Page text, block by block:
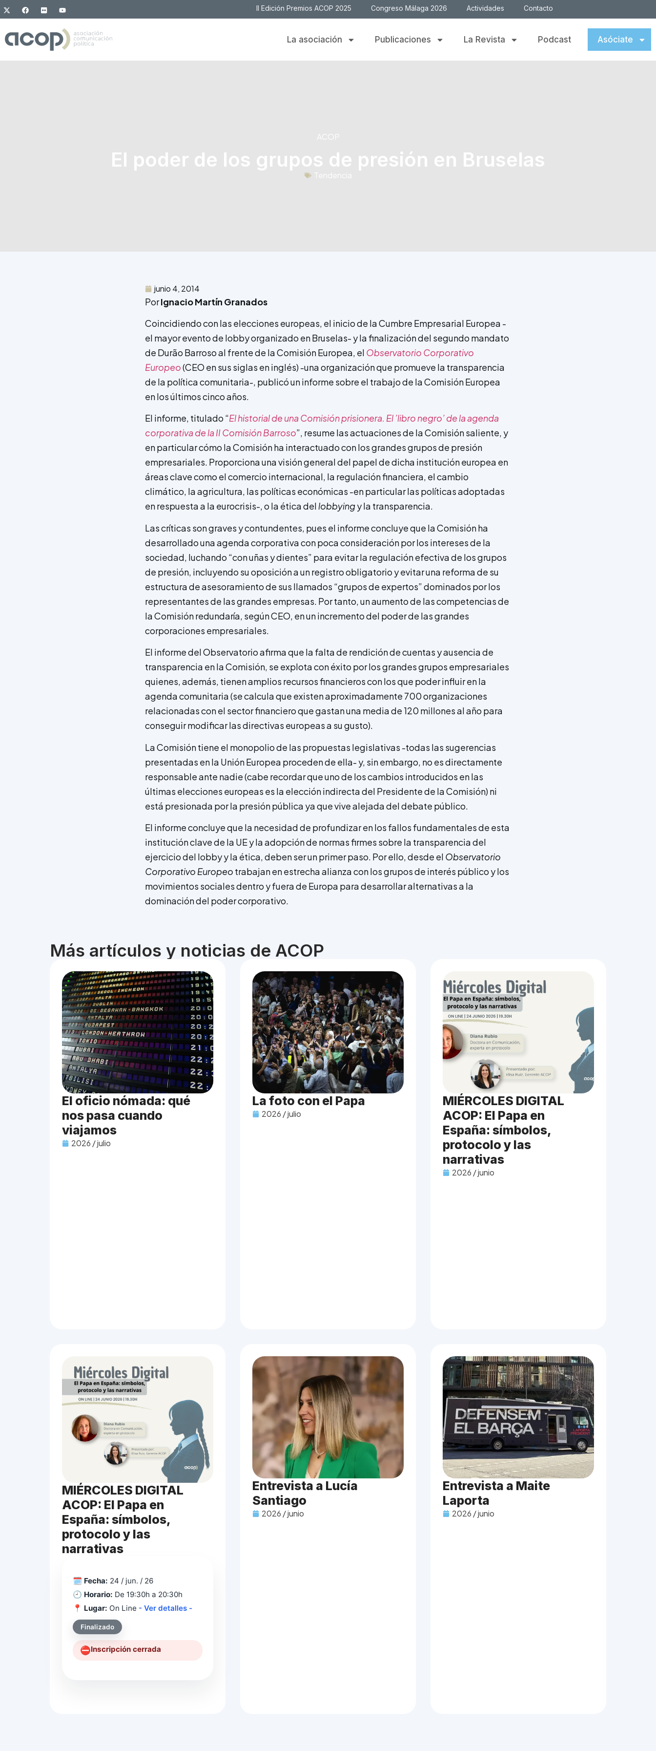
II Edición Premios ACOP 2025 Congreso Málaga 2026 Actividades Contacto
La asociación Publicaciones La Revista Podcast Asóciate
ACOP
El poder de los grupos de presión en Bruselas
Tendencia
junio 4, 2014
PorIgnacio Martín Granados
Coincidiendo con las elecciones europeas, el inicio de la Cumbre Empresarial Europea -
el mayor evento de lobby organizado en Bruselas- y la finalización del segundo mandato
de Durão Barroso al frente de la Comisión Europea, el Observatorio Corporativo
Europeo(CEO en sus siglas en inglés) -una organización que promueve la transparencia
de la política comunitaria-, publicó un informe sobre el trabajo de la Comisión Europea
en los últimos cinco años.
El informe, titulado “El historial de una Comisión prisionera. El ’libro negro’ de la agenda
corporativa de la II Comisión Barroso”, resume las actuaciones de la Comisión saliente, y
en particular cómo la Comisión ha interactuado con los grandes grupos de presión
empresariales. Proporciona una visión general del papel de dicha institución europea en
áreas clave como el comercio internacional, la regulación financiera, el cambio
climático, la agricultura, las políticas económicas -en particular las políticas adoptadas
en respuesta a la eurocrisis-, o la ética del lobbyingy la transparencia.
Las críticas son graves y contundentes, pues el informe concluye que la Comisión ha
desarrollado una agenda corporativa con poca consideración por los intereses de la
sociedad, luchando “con uñas y dientes” para evitar la regulación efectiva de los grupos
de presión, incluyendo su oposición a un registro obligatorio y evitar una reforma de su
estructura de asesoramiento de sus llamados “grupos de expertos” dominados por los
representantes de las grandes empresas. Por tanto, un aumento de las competencias de
la Comisión redundaría, según CEO, en un incremento del poder de las grandes
corporaciones empresariales.
El informe del Observatorio afirma que la falta de rendición de cuentas y ausencia de
transparencia en la Comisión, se explota con éxito por los grandes grupos empresariales
quienes, además, tienen amplios recursos financieros con los que poder influir en la
agenda comunitaria (se calcula que existen aproximadamente 700 organizaciones
relacionadas con el sector financiero que gastan una media de 120 millones al año para
conseguir modificar las directivas europeas a su gusto).
La Comisión tiene el monopolio de las propuestas legislativas -todas las sugerencias
presentadas en la Unión Europea proceden de ella- y, sin embargo, no es directamente
responsable ante nadie (cabe recordar que uno de los cambios introducidos en las
últimas elecciones europeas es la elección indirecta del Presidente de la Comisión) ni
está presionada por la presión pública ya que vive alejada del debate público.
El informe concluye que la necesidad de profundizar en los fallos fundamentales de esta
institución clave de la UE y la adopción de normas firmes sobre la transparencia del
ejercicio del lobby y la ética, deben ser un primer paso. Por ello, desde el Observatorio
Corporativo Europeo trabajan en estrecha alianza con los grupos de interés público y los
movimientos sociales dentro y fuera de Europa para desarrollar alternativas a la
dominación del poder corporativo.
Más artículos y noticias de ACOP
El oficio nómada: qué
nos pasa cuando
viajamos
2026 / julio
La foto con el Papa
2026 / julio
MIÉRCOLES DIGITAL
ACOP: El Papa en
España: símbolos,
protocolo y las
narrativas
2026 / junio
MIÉRCOLES DIGITAL
ACOP: El Papa en
España: símbolos,
protocolo y las
narrativas
🗓️ Fecha: 24 / jun. / 26
🕘 Horario: De 19:30h a 20:30h
📍 Lugar: On Line - Ver detalles -
Finalizado
⛔️Inscripción cerrada
Entrevista a Lucía
Santiago
2026 / junio
Entrevista a Maite
Laporta
2026 / junio